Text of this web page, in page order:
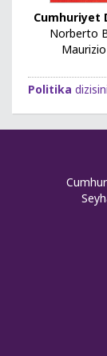
Cumhuriyet
Norberto
Politika